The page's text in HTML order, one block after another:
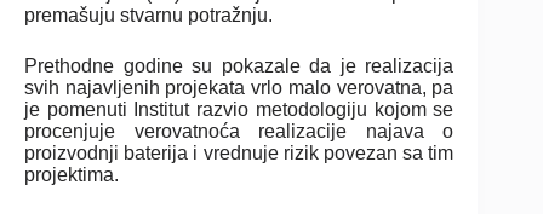
premašuju stvarnu potražnju.
Prethodne godine su pokazale da je realizacija
svih najavljenih projekata vrlo malo verovatna, pa
je pomenuti Institut razvio metodologiju kojom se
procenjuje verovatnoća realizacije najava o
proizvodnji baterija i vrednuje rizik povezan sa tim
projektima.